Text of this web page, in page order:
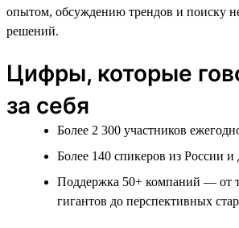
опытом, обсуждению трендов и поиску
решений.
Цифры, которые
за себя
Более 2 300 участников
Более 140 спикеров из России и
Поддержка 50+ компаний — от
гигантов до перспективных